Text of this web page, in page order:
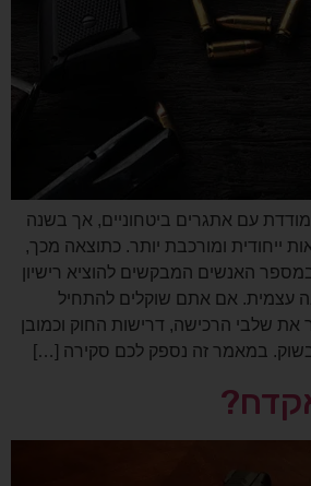
עם אתגרים ביטחוניים, אך בשנה
ייחודית ומורכבת יותר. כתוצאה מכך,
האנשים המבקשים להוציא רישיון
עצמית. אם אתם שוקלים להתחיל
את שלבי הרכישה, דרישות החוק וכמובן
במאמר זה נספק לכם סקירה […]